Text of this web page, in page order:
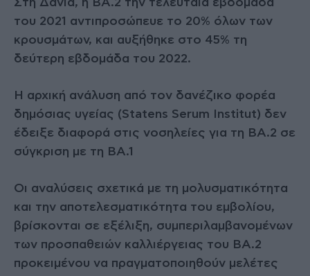
Στη Δανία, η BA.2 την τελευταία εβδομάδα
του 2021 αντιπροσώπευε το 20% όλων των
κρουσμάτων, και αυξήθηκε στο 45% τη
δεύτερη εβδομάδα του 2022.
Η αρχική ανάλυση από τον δανέζικο φορέα
δημόσιας υγείας (Statens Serum Institut) δεν
έδειξε διαφορά στις νοσηλείες για τη BA.2 σε
σύγκριση με τη BA.1
Οι αναλύσεις σχετικά με τη μολυσματικότητα
και την αποτελεσματικότητα του εμβολίου,
βρίσκονται σε εξέλιξη, συμπεριλαμβανομένων
των προσπαθειών καλλιέργειας του BA.2
προκειμένου να πραγματοποιηθούν μελέτες